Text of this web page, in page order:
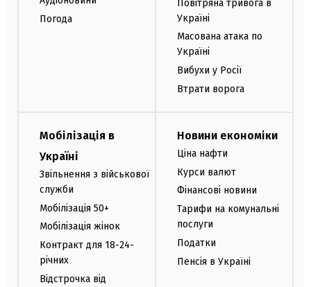
Погода
Повітряна тривога в
Україні
Масована атака по
Україні
Вибухи у Росії
Втрати ворога
Мобілізація в
Україні
Звільнення з військової
служби
Мобілізація 50+
Мобілізація жінок
Контракт для 18-24-
річних
Відстрочка від
Новини економіки
Ціна нафти
Курси валют
Фінансові новини
Тарифи на комунальні
послуги
Податки
Пенсія в Україні